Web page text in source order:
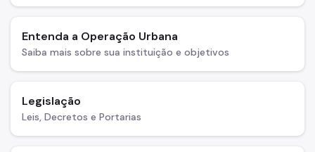
Contatos
Canal de Denúncias
Entenda a Operação Urbana
Saiba mais sobre sua instituição e objetivos
Legislação
Leis, Decretos e Portarias